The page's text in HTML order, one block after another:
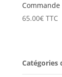
65.00€ TTC
Catégories